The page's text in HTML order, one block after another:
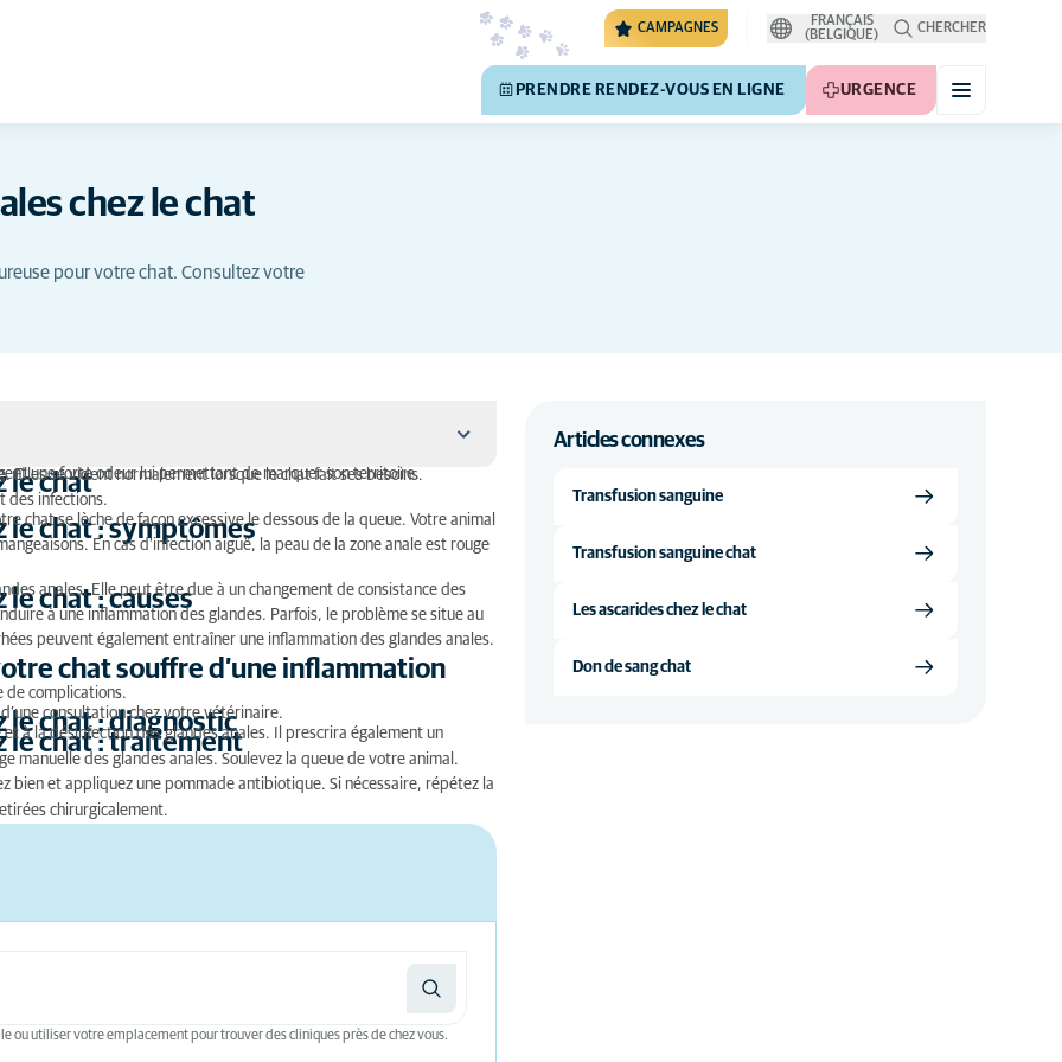
CAMPAGNES
FRANÇAIS
(BELGIQUE)
CHERCHER
PRENDRE RENDEZ-VOUS EN LIGNE URGENCE
chez le chat
pour votre chat. Consultez votre
d’une inflammation des glandes anales ?
le chat
une forte odeur lui permettant de marquer son territoire.
Elles se vident normalement lorsque le chat fait ses besoins.
des infections.
le chat : symptômes
chat se lèche de façon excessive le dessous de la queue. Votre animal
En cas d’infection aiguë, la peau de la zone anale est rouge
chat : causes
anales. Elle peut être due à un changement de consistance des
à une inflammation des glandes. Parfois, le problème se situe au
peuvent également entraîner une inflammation des glandes anales.
chat souffre d’une inflammation
de complications.
le chat : diagnostic
consultation chez votre vétérinaire.
le chat : traitement
à la désinfection des glandes anales. Il prescrira également un
manuelle des glandes anales. Soulevez la queue de votre animal.
bien et appliquez une pommade antibiotique. Si nécessaire, répétez la
chirurgicalement.
ou utiliser votre emplacement pour trouver des cliniques près de chez vous.
Articles connexes
Transfusion sanguine
Transfusion sanguine chat
Les ascarides chez le chat
Don de sang chat